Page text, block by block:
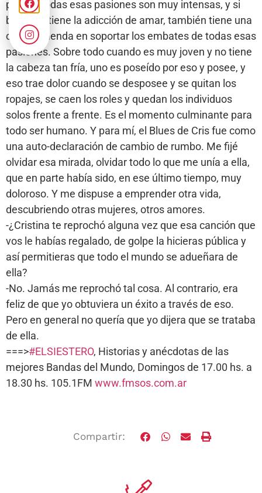
porque todas esas pasiones son muy intensas, y si
bien uno tiene la adicción de amar, también tiene una
cruz tremenda en soportar los embates de todas esas
pasiones. Sobre todo cuando es muy joven y no tiene
la cabeza tan fría, uno es poseído por eso y posee, y
eso trae dolor cuando se desposee y se quitan los
ropajes, se caen los roles y quedan los individuos
solos frente a frente. Es el momento culminante para
todo ser humano. Y para mí, el Blues de Cris fue como
una auto-declaración de cambio de rumbo. Me fijé
olvidar esa mirada, olvidar todo lo que me unía a ella,
que en parte había sido, en ese último tiempo, muy
doloroso. Y me dispuse a emprender otra vida,
descubriendo otras mujeres, otros amores.
-¿Cristina te reprochó alguna vez que esa canción que
vos le habías regalado, de golpe la hicieras pública y
así permitieras que todo el mundo se adueñara de
ella?
-No. Jamás me reprochó tal cosa. Al contrario, era
feliz de que yo obtuviera un éxito a través de eso.
Pero en general no quería que yo dijera que se trataba
de ella.
===>#ELSIESTERO, Historias y anécdotas de las
mejores Bandas del Mundo, Domingos de 17.00 hs. a
18.30 hs. 105.1FM www.fmsos.com.ar
Compartir: